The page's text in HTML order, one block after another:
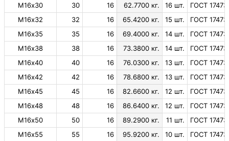
М16х30 30 16 62.7700 кг. 16 шт.
ГОСТ
М16х32
32 16 65.4200 кг. 15 шт.
ГОСТ
М16х35
35 16 69.4000 кг. 14 шт.
ГОСТ
М16х38
38 16 73.3800 кг. 14 шт.
ГОСТ
М16х40
40 16 76.0300 кг. 13 шт.
ГОСТ
М16х42
42 16 78.6800 кг. 13 шт.
ГОСТ
М16х45
45 16 82.6600 кг. 12 шт.
ГОСТ
М16х48
48 16 86.6400 кг. 12 шт.
ГОСТ
М16х50
50 16 89.2900 кг. 11 шт.
ГОСТ
М16х55
55 16 95.9200 кг. 10 шт.
ГОСТ